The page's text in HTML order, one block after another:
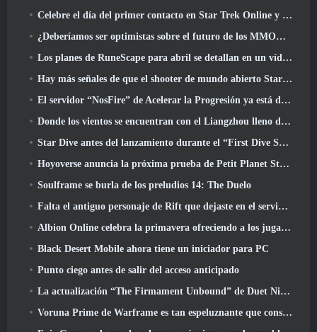
Celebre el día del primer contacto en Star Trek Online y gane una nueva versión del Nobel Intel Battlecruiser
¿Deberíamos ser optimistas sobre el futuro de los MMORPG??
Los planes de RuneScape para abril se detallan en un vídeo para desarrolladores
Hay más señales de que el shooter de mundo abierto StarCraft podría ser algo real
El servidor “NosFire” de Acelerar la Progresión ya está disponible en NosTale
Donde los vientos se encuentran con el Liangzhou lleno de nieve ahora disponible con el lanzamiento de la versión 1.5
Star Dive antes del lanzamiento durante el “First Dive Show”
Hoyoverse anuncia la próxima prueba de Petit Planet Stardrift
Soulframe se burla de los preludios 14: The Duelo
Falta el antiguo personaje de Rift que dejaste en el servidor muerto? Gamigo tiene una solución para eso
Albion Online celebra la primavera ofreciendo a los jugadores una linda montura de conejito
Black Desert Mobile ahora tiene un iniciador para PC
Punto ciego antes de salir del acceso anticipado
La actualización “The Firmament Unbound” de Duet Night Abyss concluye la historia de Huaxu
Voruna Prime de Warframe es tan espeluznante que consiguió su propio tráiler de Red Band